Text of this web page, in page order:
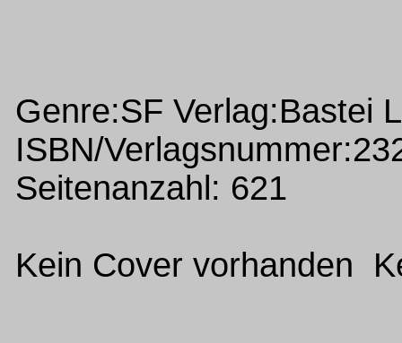
Genre:SF Verlag:Bastei
ISBN/
Seitenanzahl: 621
Kein Cover vorhanden